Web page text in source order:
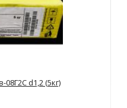
d1,2 (5кг)